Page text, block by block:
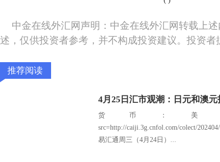
中金在线外汇网声明：中金在线外汇网转载上
述，仅供投资者参考，并不构成投资建议。投资
推荐阅读
4月25日汇市观潮：日元和澳
货币：
src=http://caiji.3g.cnfol.com/colect/
易汇通周三（4月24日）...